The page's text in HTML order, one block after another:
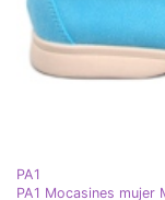
PA1
PA1 Mocasines mujer